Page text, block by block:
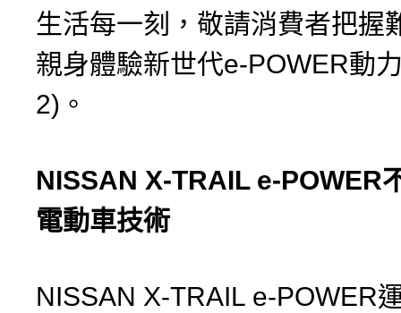
生活每一刻，敬請消費者把握
親身體驗新世代e-POWER動
2)。
NISSAN X-TRAIL e-POWER
電動車技術
NISSAN X-TRAIL e-POWER